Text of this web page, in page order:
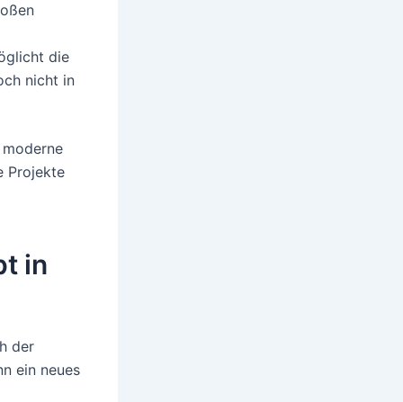
die
nicht in
Projekte
in
der
ein neues